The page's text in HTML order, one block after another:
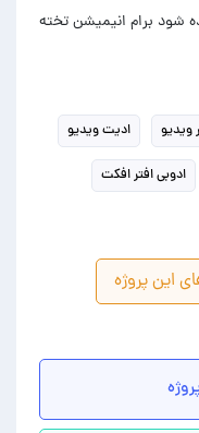
برام انیمیشن تخته
ویدیو ادیت ویدیو
ادوبی افتر افکت
این پروژه